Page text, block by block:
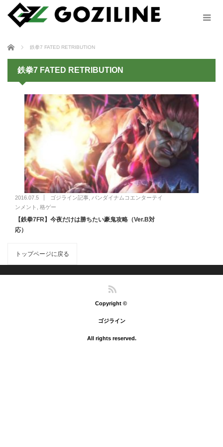
ホーム 鉄拳7 FATED RETRIBUTION
鉄拳7 FATED RETRIBUTION
2016.07.5 ゴジライン記事 バンダイナムコエンターテイ
ンメント
格ゲー
【鉄拳7FR】今夜だけは勝ちたい豪鬼攻略（Ver.B対
応）
トップページに戻る
Copyright ©
ゴジライン
All rights reserved.